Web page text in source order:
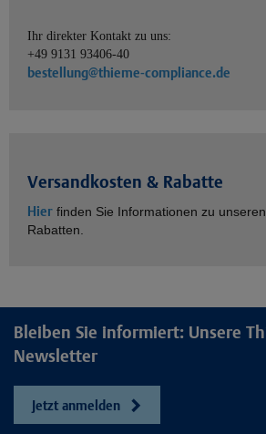
Ihr direkter Kontakt zu uns:
+49 9131 93406-40
bestellung@thieme-compliance.de
Versandkosten & Rabatte
Hier finden Sie Informationen zu
Rabatten.
Bleiben Sie informiert: Unsere
Newsletter
Jetzt anmelden